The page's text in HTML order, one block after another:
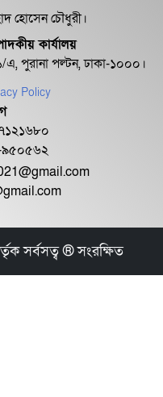
শুধু হাত ধরা নয়: সামিরা
পাঁচ বছর পর মারা গেলেন
সমালোচনার শিকার রেহাম
হোসেন চৌধুরী।
কার্যালয়
পুরানা পল্টন, ঢাকা-১০০০।
Policy
৯৫০৫৬২
সর্বসত্ব ® সংরক্ষিত